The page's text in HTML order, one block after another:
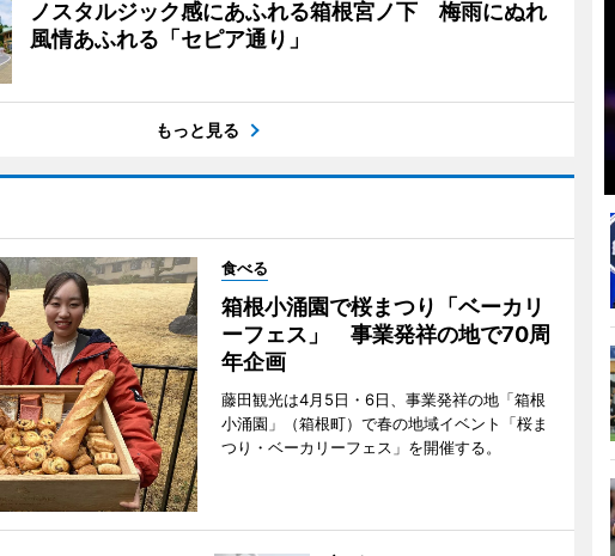
ノスタルジック感にあふれる箱根宮ノ下 梅雨にぬれ
風情あふれる「セピア通り」
もっと見る
食べる
箱根小涌園で桜まつり「ベーカリ
ーフェス」 事業発祥の地で70周
年企画
藤田観光は4月5日・6日、事業発祥の地「箱根
小涌園」（箱根町）で春の地域イベント「桜ま
つり・ベーカリーフェス」を開催する。